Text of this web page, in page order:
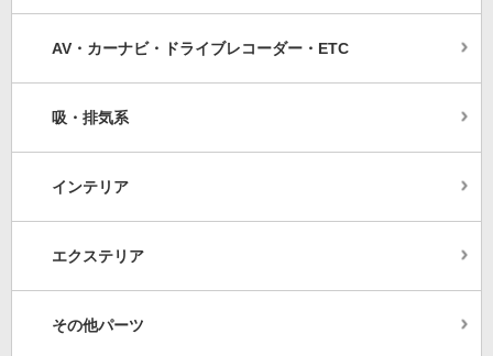
AV・カーナビ・ドライブレコーダー・ETC
吸・排気系
インテリア
エクステリア
その他パーツ